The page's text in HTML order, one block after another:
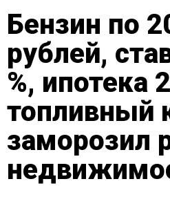
Бензин по
рублей,
%, ипотека
топливный
заморозил